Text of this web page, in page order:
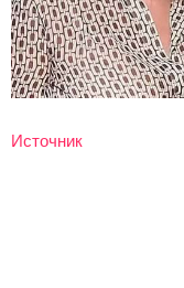
Источник